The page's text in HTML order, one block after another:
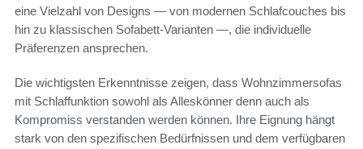
eine Vielzahl von Designs — von modernen Schlafcouches bis
hin zu klassischen Sofabett-Varianten —, die individuelle
Präferenzen ansprechen.
Die wichtigsten Erkenntnisse zeigen, dass Wohnzimmersofas
mit Schlaffunktion sowohl als Alleskönner denn auch als
Kompromiss verstanden werden können. Ihre Eignung hängt
stark von den spezifischen Bedürfnissen und dem verfügbaren